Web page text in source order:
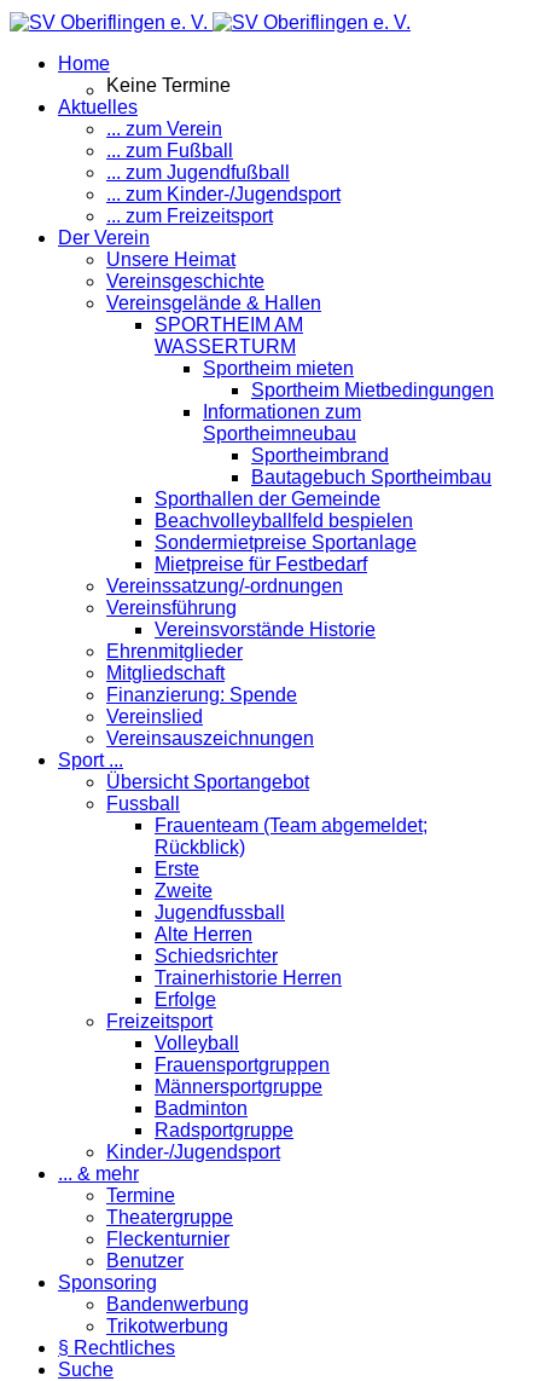
Home
Keine Termine
Aktuelles
... zum Verein
... zum Fußball
... zum Jugendfußball
... zum Kinder-/Jugendsport
... zum Freizeitsport
Der Verein
Unsere Heimat
Vereinsgeschichte
Vereinsgelände & Hallen
SPORTHEIM AM
WASSERTURM
Sportheim mieten
Sportheim Mietbedingungen
Informationen zum
Sportheimneubau
Sportheimbrand
Bautagebuch Sportheimbau
Sporthallen der Gemeinde
Beachvolleyballfeld bespielen
Sondermietpreise Sportanlage
Mietpreise für Festbedarf
Vereinssatzung/-ordnungen
Vereinsführung
Vereinsvorstände Historie
Ehrenmitglieder
Mitgliedschaft
Finanzierung: Spende
Vereinslied
Vereinsauszeichnungen
Sport ...
Übersicht Sportangebot
Fussball
Frauenteam (Team abgemeldet;
Rückblick)
Erste
Zweite
Jugendfussball
Alte Herren
Schiedsrichter
Trainerhistorie Herren
Erfolge
Freizeitsport
Volleyball
Frauensportgruppen
Männersportgruppe
Badminton
Radsportgruppe
Kinder-/Jugendsport
... & mehr
Termine
Theatergruppe
Fleckenturnier
Benutzer
Sponsoring
Bandenwerbung
Trikotwerbung
§ Rechtliches
Suche